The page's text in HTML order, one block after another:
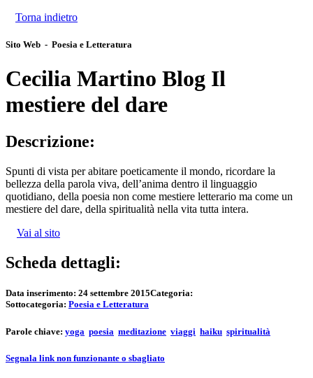
Torna indietro
Sito Web - Poesia e Letteratura
Cecilia Martino Blog Il
mestiere del dare
Descrizione:
Spunti di vista per abitare poeticamente il mondo, ricordare la
bellezza della parola viva, dell’anima dentro il linguaggio
quotidiano, della poesia non come mestiere letterario ma come un
mestiere del dare, della spiritualità nella vita tutta intera.
Vai al sito
Scheda dettagli:
Data inserimento: 24 settembre 2015Categoria:
Sottocategoria: Poesia e Letteratura
Parole chiave: yoga poesia meditazione viaggi haiku spiritualità
Segnala link non funzionante o sbagliato